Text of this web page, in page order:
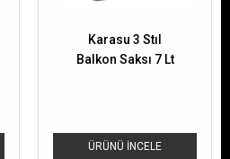
ÜRÜNÜ İNCELE
Karasu 3 Stıl
Balkon Saksı 7 Lt